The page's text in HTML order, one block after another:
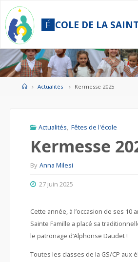
content
É COLE DE LA SAINT
HomeActualités Kermesse 2025
Actualités, Fêtes de l'école
Kermesse
By Anna Milesi
27 juin 2025
Cette année, à l’occasion de ses 10
Sainte Famille a placé sa
le patronage d’Alphonse Daudet !
Toutes les classes de la GS/CP aux